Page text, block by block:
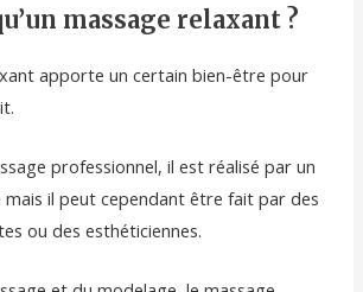
massage relaxant ?
apporte un certain bien-être pour
professionnel, il est réalisé par un
mais il peut cependant être fait par des
ou des esthéticiennes.